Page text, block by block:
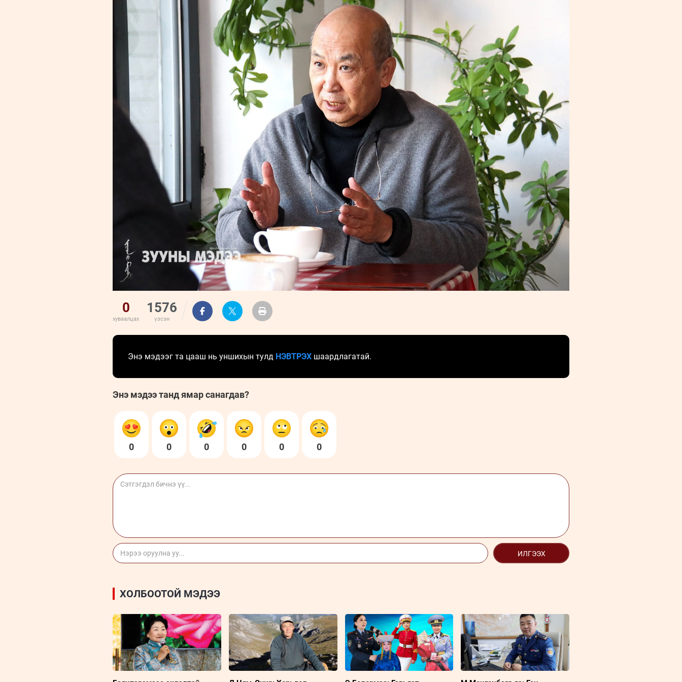
УРЛАГ
0
хуваалцах
1576
үзсэн
Энэ мэдээг та цааш нь уншихын тулд НЭВТРЭХ шаардлагатай.
Энэ мэдээ танд ямар санагдав?
0 0 0 0 0 0
ИЛГЭЭХ
ХОЛБООТОЙ МЭДЭЭ